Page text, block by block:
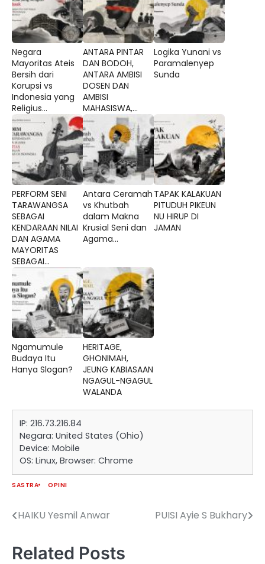
Negara
Mayoritas Ateis
Bersih dari
Korupsi vs
Indonesia yang
Religius...
ANTARA PINTAR
DAN BODOH,
ANTARA AMBISI
DOSEN DAN
AMBISI
MAHASISWA,...
Logika Yunani vs
Paramalenyep
Sunda
PERFORM SENI
TARAWANGSA
SEBAGAI
KENDARAAN NILAI
DAN AGAMA
MAYORITAS
SEBAGAI...
Antara Ceramah
vs Khutbah
dalam Makna
Krusial Seni dan
Agama...
TAPAK KALAKUAN
PITUDUH PIKEUN
NU HIRUP DI
JAMAN
Ngamumule
Budaya Itu
Hanya Slogan?
HERITAGE,
GHONIMAH,
JEUNG KABIASAAN
NGAGUL-NGAGUL
WALANDA
IP: 216.73.216.84
Negara: United States (Ohio)
Device: Mobile
OS: Linux, Browser: Chrome
SASTRA OPINI
Navigasi
HAIKU Yesmil Anwar PUISI Ayie S Bukhary
Related Posts